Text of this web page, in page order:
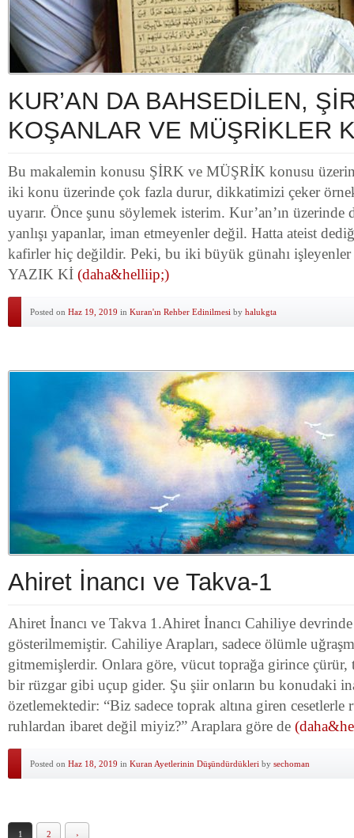
KUR’AN DA BAHSEDİLEN,
KOŞANLAR VE MÜŞRİKLER
Bu makalemin konusu ŞİRK ve MÜŞRİK konusu
iki konu üzerinde çok fazla durur, dikkatimizi çeker
uyarır. Önce şunu söylemek isterim. Kur’an’ın
yanlışı yapanlar, iman etmeyenler değil. Hatta ateist
kafirler hiç değildir. Peki, bu iki büyük günahı
YAZIK Kİ (daha&helliip;)
Posted on Haz 19, 2019 in Kuran'ın Rehber Edinilmesi by halukgta
Ahiret İnancı ve Takva-1
Ahiret İnancı ve Takva 1.Ahiret İnancı Cahiliye
gösterilmemiştir. Cahiliye Arapları, sadece ölümle
gitmemişlerdir. Onlara göre, vücut toprağa girince
bir rüzgar gibi uçup gider. Şu şiir onların bu konudaki
özetlemektedir: “Biz sadece toprak altına giren
ruhlardan ibaret değil miyiz?” Araplara göre de
Posted on Haz 18, 2019 in Kuran Ayetlerinin Düşündürdükleri by sechoman
1 2 ›